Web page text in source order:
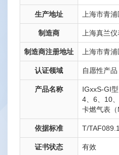
生产地址 上海市青
制造商 上海真兰
制造商注册地址 上海市青
认证领域 自愿性产品
产品名称
IGxxS-GI
4、6、10
卡燃气表
依据标准 T/
证书状态 有效